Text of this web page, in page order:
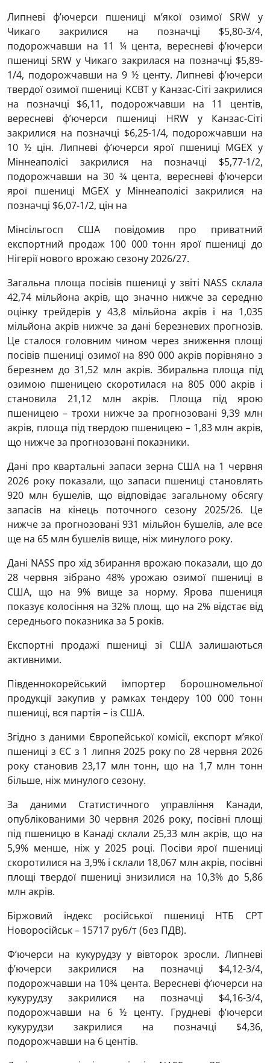
Липневі ф’ючерси пшениці м’якої озимої SRW у
Чикаго закрилися на позначці $5,80-3/4,
подорожчавши на 11 ¼ цента, вересневі ф’ючерси
пшениці SRW у Чикаго закрилася на позначці $5,89-
1/4, подорожчавши на 9 ½ центу. Липневі ф’ючерси
твердої озимої пшениці KCBT у Канзас-Сіті закрилися
на позначці $6,11, подорожчавши на 11 центів,
вересневі ф’ючерси пшениці HRW у Канзас-Сіті
закрилися на позначці $6,25-1/4, подорожчавши на
10 ½ цін. Липневі ф’ючерси ярої пшениці MGEХ у
Міннеаполісі закрилися на позначці $5,77-1/2,
подорожчавши на 30 ¾ цента, вересневі ф’ючерси
ярої пшениці MGEХ у Міннеаполісі закрилися на
позначці $6,07-1/2, цін на
Мінсільгосп США повідомив про приватний
експортний продаж 100 000 тонн ярої пшениці до
Нігерії нового врожаю сезону 2026/27.
Загальна площа посівів пшениці у звіті NASS склала
42,74 мільйона акрів, що значно нижче за середню
оцінку трейдерів у 43,8 мільйона акрів і на 1,035
мільйона акрів нижче за дані березневих прогнозів.
Це сталося головним чином через зниження площі
посівів пшениці озимої на 890 000 акрів порівняно з
березнем до 31,52 млн акрів. Збиральна площа під
озимою пшеницею скоротилася на 805 000 акрів і
становила 21,12 млн акрів. Площа під ярою
пшеницею – трохи нижче за прогнозовані 9,39 млн
акрів, площа під твердою пшеницею – 1,83 млн акрів,
що нижче за прогнозовані показники.
Дані про квартальні запаси зерна США на 1 червня
2026 року показали, що запаси пшениці становлять
920 млн бушелів, що відповідає загальному обсягу
запасів на кінець поточного сезону 2025/26. Це
нижче за прогнозовані 931 мільйон бушелів, але все
ще на 65 млн бушелів вище, ніж минулого року.
Дані NASS про хід збирання врожаю показали, що до
28 червня зібрано 48% урожаю озимої пшениці в
США, що на 9% вище за норму. Ярова пшениця
показує колосіння на 32% площ, що на 2% відстає від
середнього показника за 5 років.
Експортні продажі пшениці зі США залишаються
активними.
Південнокорейський імпортер борошномельної
продукції закупив у рамках тендеру 100 000 тонн
пшениці, вся партія – із США.
Згідно з даними Європейської комісії, експорт м’якої
пшениці з ЄС з 1 липня 2025 року по 28 червня 2026
року становив 23,17 млн ​​тонн, що на 1,7 млн ​​тонн
більше, ніж минулого сезону.
За даними Статистичного управління Канади,
опублікованими 30 червня 2026 року, посівні площі
під пшеницю в Канаді склали 25,33 млн акрів, що на
5,9% менше, ніж у 2025 році. Посіви ярої пшениці
скоротилися на 3,9% і склали 18,067 млн ​​акрів, посівні
площі твердої пшениці знизилися на 10,3% до 5,86
млн акрів.
Біржовий індекс російської пшениці НТБ CPT
Новоросійськ – 15717 руб/т (без ПДВ).
Ф’ючерси на кукурудзу у вівторок зросли. Липневі
ф’ючерси закрилися на позначці $4,12-3/4,
подорожчавши на 10¾ цента. Вересневі ф’ючерси на
кукурудзу закрилися на позначці $4,16-3/4,
подорожчавши на 6 ½ центу. Грудневі ф’ючерси
кукурудзи закрилися на позначці $4,36,
подорожчавши на 6 центів.